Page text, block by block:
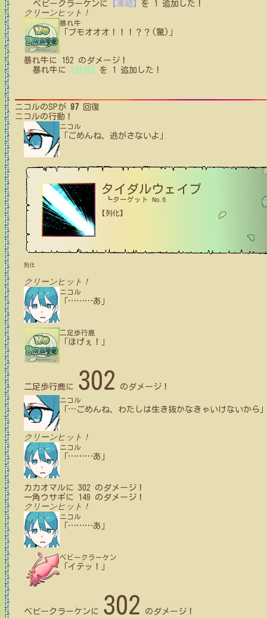
ベビークラーケン に 【凍結】 を 1 追加した！
クリーンヒット！
暴れ牛
「ブモオオオ！！！？？(驚)」
暴れ牛 に 152 のダメージ！
暴れ牛 に 【麻痺】 を 1 追加した！
ニコルのSPが 97 回復
ニコルの行動！
ニコル
「ごめんね、逃がさないよ」
タイダルウェイブ
┗ターゲット No.6
【列化】
列化
クリーンヒット！
ニコル
………あ」
二足歩行鹿
「ほげぇ！」
二足歩行鹿に 302 のダメージ！
ニコル
… ごめんね、わたしは生き抜かなきゃいけないから
クリーンヒット！
ニコル
………あ」
カカオマル に 302 のダメージ！
一角ウサギ に 149 のダメージ！
クリーンヒット！
ニコル
………あ」
ベビークラーケン
「イテッ！」
ベビークラーケン に 302 のダメージ！